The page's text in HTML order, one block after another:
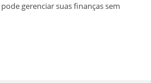
gerenciar suas finanças sem